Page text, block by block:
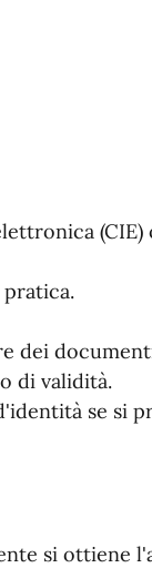
(CIE)
dei
di validità.
se si
si ottiene